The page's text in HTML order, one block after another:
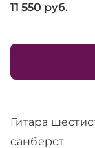
11 550 руб.
Гитара
санберст